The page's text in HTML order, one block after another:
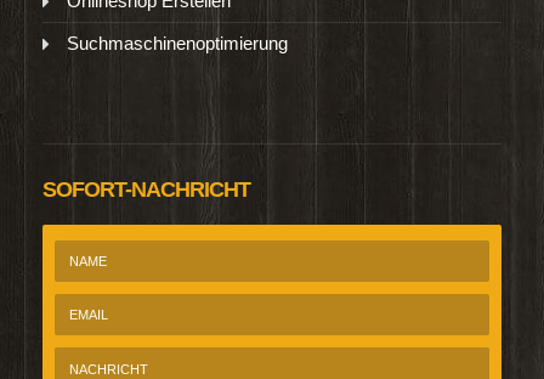
Suchmaschinenoptimierung
SOFORT-NACHRICHT